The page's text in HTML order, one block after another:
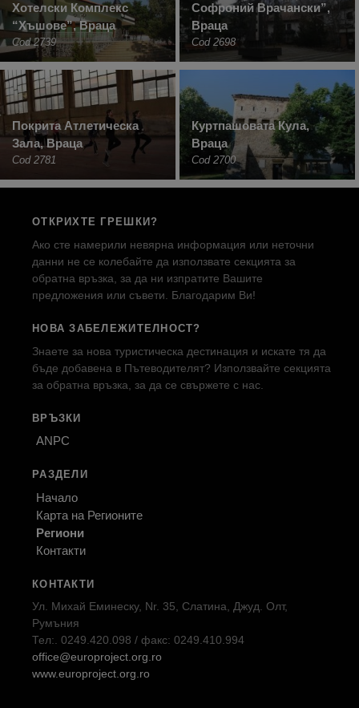
Хотелски Комплекс
“Хъшове”, Враца
Cod 2739
Софроний Врачански”,
Враца
Cod 2698
Покрита Атлетическа
Зала, Враца
Cod 2781
Куртпашовата Кула,
Враца
Cod 2700
ОТКРИХТЕ ГРЕШКИ?
Ако сте намерили невярна информация или неточни
данни не се колебайте да използвате секцията за
обратна връзка, за да ни изпратите Вашите
предложения или съвети. Благодарим Ви!
НОВА ЗАБЕЛЕЖИТЕЛНОСТ?
Знаете за нова туристическа дестинация и искате тя да
бъде добавена в Пътеводителят? Използвайте секцията
за обратна връзка, за да се свържете с нас.
ВРЪЗКИ
ANPC
РАЗДЕЛИ
Начало
Карта на Регионите
Региони
Контакти
КОНТАКТИ
Ул. Михай Еминеску, Nr. 35, Слатина, Джуд. Олт,
Румъния
Тел:. 0249.420.098 / факс: 0249.410.994
office@europroject.org.ro
www.europroject.org.ro